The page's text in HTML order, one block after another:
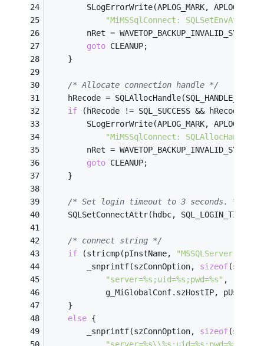
SLogErrorWrite(APLOG_MARK,
"MiMSSqlConnect: SQLSetEnvAttr
        nRet = WAVETOP_BACKUP_INVALID_SYNTAX;
goto CLEANUP;
    }
/* Allocate connection handle */
hRecode =
if (hRecode != SQL_SUCCESS && hRecode !=
SLogErrorWrite(APLOG_MARK,
"MiMSSqlConnect: SQLAllocHandle
        nRet = WAVETOP_BACKUP_INVALID_SYNTAX;
goto CLEANUP;
    }
/* Set login timeout to 3 seconds. */
SQLSetConnectAttr(hdbc,
/* connect string */
if (stricmp(pInstName, "MSSQLServer"
        _snprintf(szConnOption,
sizeof
"server=%s;uid=%s;pwd=%s" ,
g_MiGlobalConf.szHostIP, pUser,
    }
else {
        _snprintf(szConnOption,
sizeof